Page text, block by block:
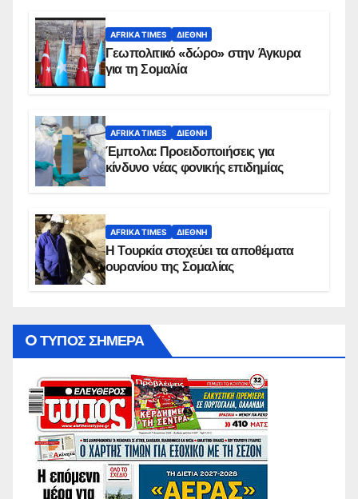
AFRIKA TIMES ΔΙΕΘΝΉ
Γεωπολιτικό «δώρο» στην Άγκυρα
για τη Σομαλία
AFRIKA TIMES ΔΙΕΘΝΉ
Έμπολα: Προειδοποιήσεις για
κίνδυνο νέας φονικής επιδημίας
AFRIKA TIMES ΔΙΕΘΝΉ
Η Τουρκία στοχεύει τα αποθέματα
ουρανίου της Σομαλίας
O ΤΥΠΟΣ ΣΗΜΕΡΑ